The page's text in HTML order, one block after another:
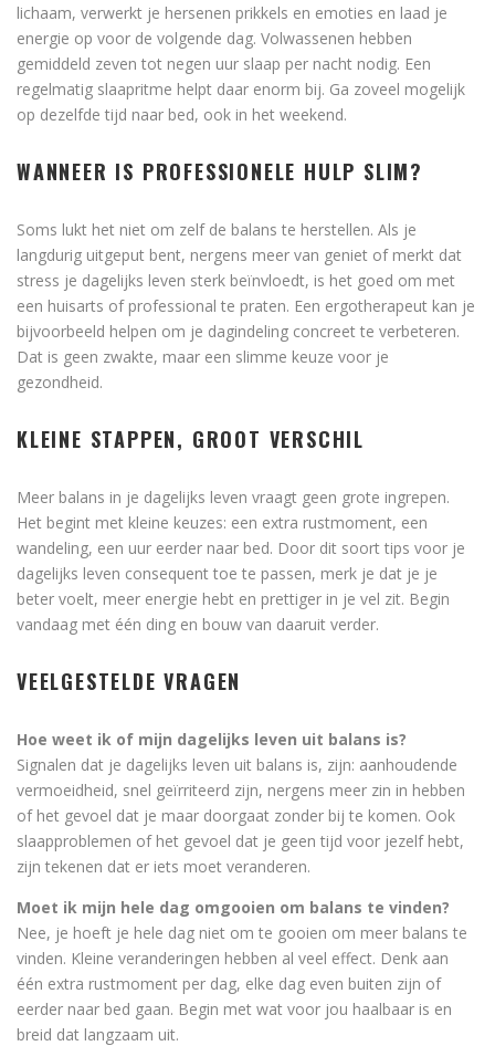
lichaam, verwerkt je hersenen prikkels en emoties en laad je
energie op voor de volgende dag. Volwassenen hebben
gemiddeld zeven tot negen uur slaap per nacht nodig. Een
regelmatig slaapritme helpt daar enorm bij. Ga zoveel mogelijk
op dezelfde tijd naar bed, ook in het weekend.
WANNEER IS PROFESSIONELE HULP SLIM?
Soms lukt het niet om zelf de balans te herstellen. Als je
langdurig uitgeput bent, nergens meer van geniet of merkt dat
stress je dagelijks leven sterk beïnvloedt, is het goed om met
een huisarts of professional te praten. Een ergotherapeut kan je
bijvoorbeeld helpen om je dagindeling concreet te verbeteren.
Dat is geen zwakte, maar een slimme keuze voor je
gezondheid.
KLEINE STAPPEN, GROOT VERSCHIL
Meer balans in je dagelijks leven vraagt geen grote ingrepen.
Het begint met kleine keuzes: een extra rustmoment, een
wandeling, een uur eerder naar bed. Door dit soort tips voor je
dagelijks leven consequent toe te passen, merk je dat je je
beter voelt, meer energie hebt en prettiger in je vel zit. Begin
vandaag met één ding en bouw van daaruit verder.
VEELGESTELDE VRAGEN
Hoe weet ik of mijn dagelijks leven uit balans is?
Signalen dat je dagelijks leven uit balans is, zijn: aanhoudende
vermoeidheid, snel geïrriteerd zijn, nergens meer zin in hebben
of het gevoel dat je maar doorgaat zonder bij te komen. Ook
slaapproblemen of het gevoel dat je geen tijd voor jezelf hebt,
zijn tekenen dat er iets moet veranderen.
Moet ik mijn hele dag omgooien om balans te vinden?
Nee, je hoeft je hele dag niet om te gooien om meer balans te
vinden. Kleine veranderingen hebben al veel effect. Denk aan
één extra rustmoment per dag, elke dag even buiten zijn of
eerder naar bed gaan. Begin met wat voor jou haalbaar is en
breid dat langzaam uit.